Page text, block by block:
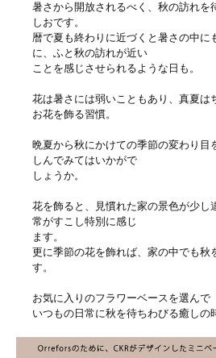
暑さから開放されるべく、秋の訪れを
しおです。
暦で夏も終わりに近づくと暑さの中に
に、ふと秋の訪れが近い
ことを感じさせられるような日も。
花は暑さには弱いこともあり、真夏は
お花を飾る習慣。
晩夏から秋にかけての季節の変わり目
しんでみてはいかがで
しょうか。
花を飾ると、見慣れた家の景色が少し
常がすこし特別に感じ
ます。
更に季節の花を飾れば、家の中でも秋
す。
お気に入りのフラワーベースを選んで
いつもの日常に秋を待ちわびる癒しの